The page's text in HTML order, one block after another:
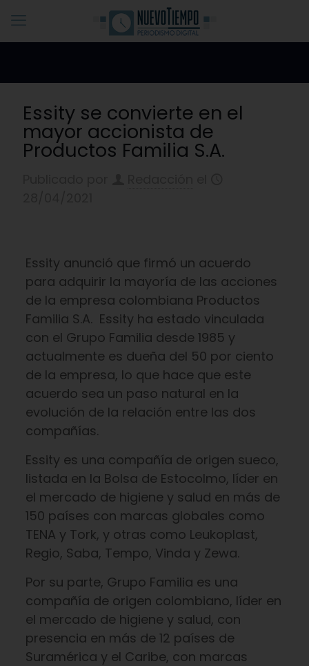
Essity se convierte en el
mayor accionista de
Productos Familia S.A.
Essity anunció que firmó un acuerdo
para adquirir la mayoría de las acciones
de la empresa colombiana Productos
Familia S.A. Essity ha estado vinculada
con el Grupo Familia desde 1985 y
actualmente es dueña del 50 por ciento
de la empresa, lo que hace que este
acuerdo sea un paso natural en la
evolución de la relación entre las dos
compañías.
Essity es una compañía de origen sueco,
listada en la Bolsa de Estocolmo, líder en
el mercado de higiene y salud en más de
150 países con marcas globales como
TENA y Tork, y otras como Leukoplast,
Regio, Saba, Tempo, Vinda y Zewa.
Por su parte, Grupo Familia es una
compañía de origen colombiano, líder en
el mercado de higiene y salud, con
presencia en más de 12 países de
Suramérica y el Caribe, con marcas